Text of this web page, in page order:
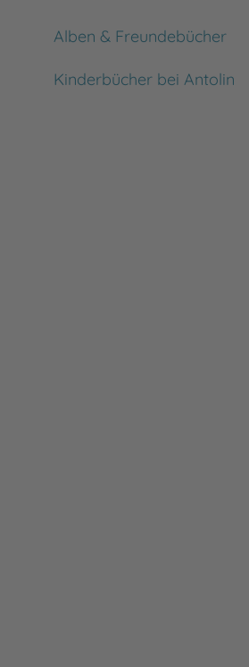
Alben & Freundebücher
Kinderbücher bei Antolin